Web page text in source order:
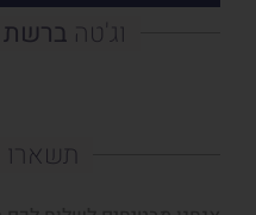
וג'טה ברשת
תשארו